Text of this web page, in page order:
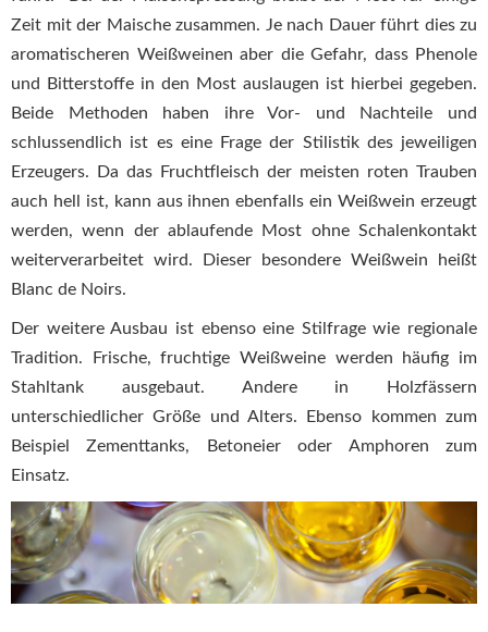
Zeit mit der Maische zusammen. Je nach Dauer führt dies zu
aromatischeren Weißweinen aber die Gefahr, dass Phenole
und Bitterstoffe in den Most auslaugen ist hierbei gegeben.
Beide Methoden haben ihre Vor- und Nachteile und
schlussendlich ist es eine Frage der Stilistik des jeweiligen
Erzeugers. Da das Fruchtfleisch der meisten roten Trauben
auch hell ist, kann aus ihnen ebenfalls ein Weißwein erzeugt
werden, wenn der ablaufende Most ohne Schalenkontakt
weiterverarbeitet wird. Dieser besondere Weißwein heißt
Blanc de Noirs.
Der weitere Ausbau ist ebenso eine Stilfrage wie regionale
Tradition. Frische, fruchtige Weißweine werden häufig im
Stahltank ausgebaut. Andere in Holzfässern
unterschiedlicher Größe und Alters. Ebenso kommen zum
Beispiel Zementtanks, Betoneier oder Amphoren zum
Einsatz.